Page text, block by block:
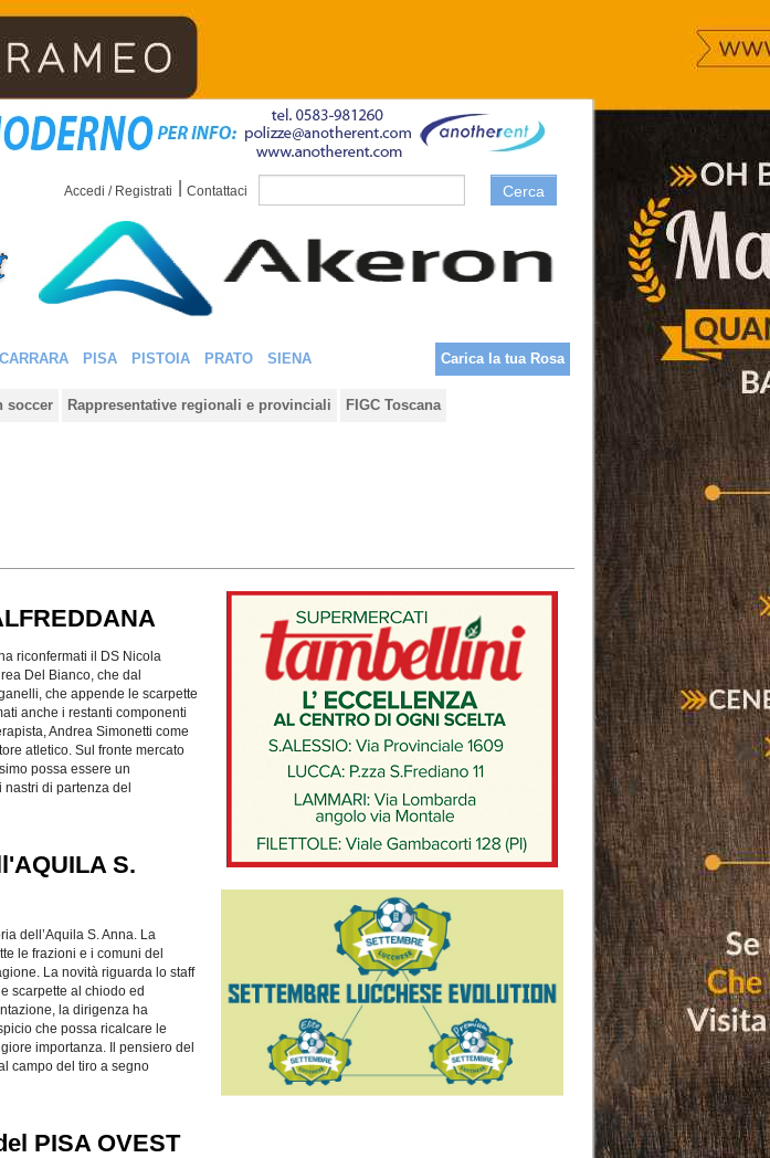
Accedi / Registrati Contattaci Cerca
PISA PISTOIA PRATO SIENA Carica la tua Rosa
soccer Rappresentative regionali e provinciali FIGC Toscana
riconfermati il DS Nicola
Del Bianco, che dal
che appende le scarpette
anche i restanti componenti
Andrea Simonetti come
atletico. Sul fronte mercato
possa essere un
di partenza del
S.
dell’Aquila S. Anna. La
le frazioni e i comuni del
La novità riguarda lo staff
scarpette al chiodo ed
la dirigenza ha
che possa ricalcare le
importanza. Il pensiero del
campo del tiro a segno
PISA OVEST